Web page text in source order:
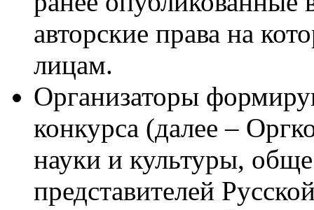
авторские права на
лицам.
Организаторы
конкурса (далее –
науки и культуры,
представителей